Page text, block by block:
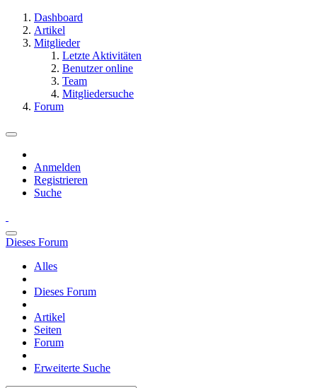
Dashboard
Artikel
Mitglieder
Letzte Aktivitäten
Benutzer online
Team
Mitgliedersuche
Forum
Anmelden
Registrieren
Suche
Dieses Forum
Alles
Dieses Forum
Artikel
Seiten
Forum
Erweiterte Suche